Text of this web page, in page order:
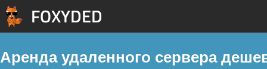
Аренда удаленного сервера